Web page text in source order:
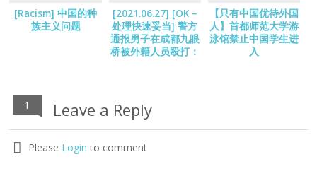
[Racism] 中国的种
族主义问题
[2021.06.27] [OK –
处理快速妥当] 警方
通报男子在成都九眼
桥被外籍人员殴打：
【只有中国优待外国
人】首都师范大学游
泳馆禁止中国学生进
入
1 Leave a Reply
Please Login to comment